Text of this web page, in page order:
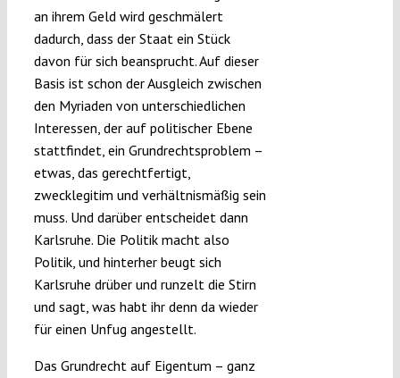
an ihrem Geld wird geschmälert
dadurch, dass der Staat ein Stück
davon für sich beansprucht. Auf dieser
Basis ist schon der Ausgleich zwischen
den Myriaden von unterschiedlichen
Interessen, der auf politischer Ebene
stattfindet, ein Grundrechtsproblem –
etwas, das gerechtfertigt,
zwecklegitim und verhältnismäßig sein
muss. Und darüber entscheidet dann
Karlsruhe. Die Politik macht also
Politik, und hinterher beugt sich
Karlsruhe drüber und runzelt die Stirn
und sagt, was habt ihr denn da wieder
für einen Unfug angestellt.
Das Grundrecht auf Eigentum – ganz